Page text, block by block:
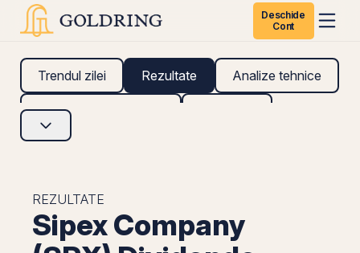
Deschide
Cont
Trendul zilei Rezultate Analize tehnice
Analize fundamentale
REZULTATE
Sipex Company